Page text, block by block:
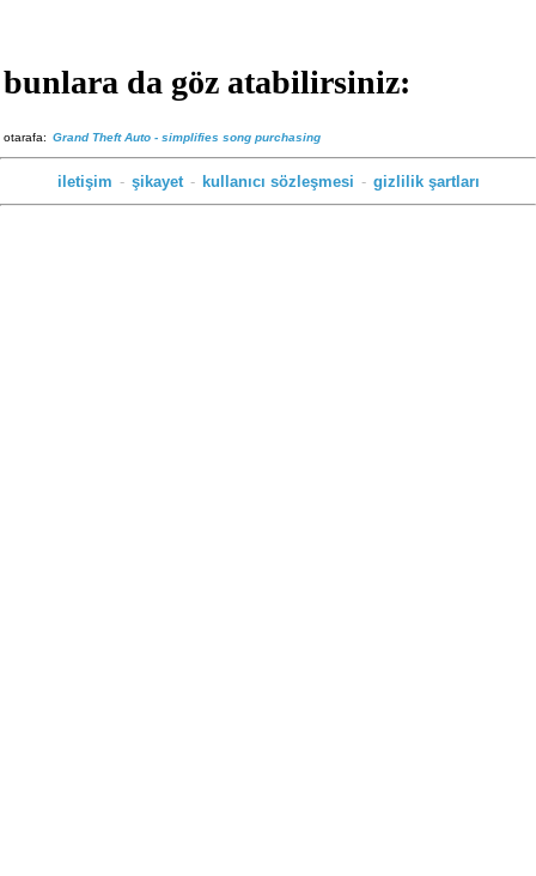
bunlara da göz atabilirsiniz:
otarafa: Grand Theft Auto - simplifies song purchasing
iletişim - şikayet - kullanıcı sözleşmesi - gizlilik şartları